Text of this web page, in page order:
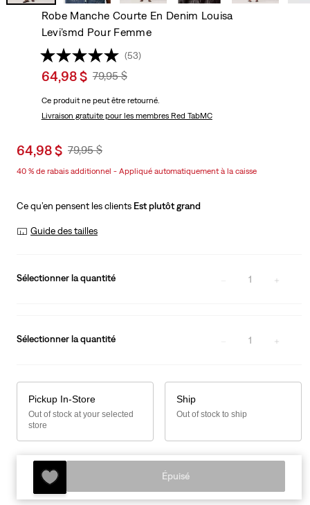
Robe Manche Courte En Denim Louisa
Levi’smd Pour Femme
(53)
Sale
is
64,98 $ Original
Was
79,95 $
Ce produit ne peut être retourné.
Livraison gratuitepour les membres Red TabMC
Sale
is
64,98 $ Original
79,95 $
40 % de rabais additionnel - Appliqué automatiquement à la caisse
Ce qu’en pensent les clients Est plutôt grand
Guide des tailles
Sélectionner la quantité 1
Sélectionner la quantité 1
Pickup In-Store
Out of stock at your selected
store
Ship
Out of stock to ship
Épuisé